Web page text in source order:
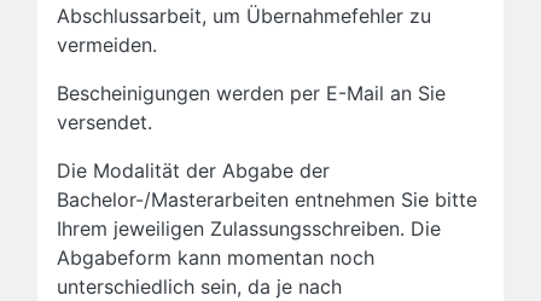
Abschlussarbeit, um Übernahmefehler zu
vermeiden.
Bescheinigungen werden per E-Mail an Sie
versendet.
Die Modalität der Abgabe der
Bachelor-/Masterarbeiten entnehmen Sie bitte
Ihrem jeweiligen Zulassungsschreiben. Die
Abgabeform kann momentan noch
unterschiedlich sein, da je nach